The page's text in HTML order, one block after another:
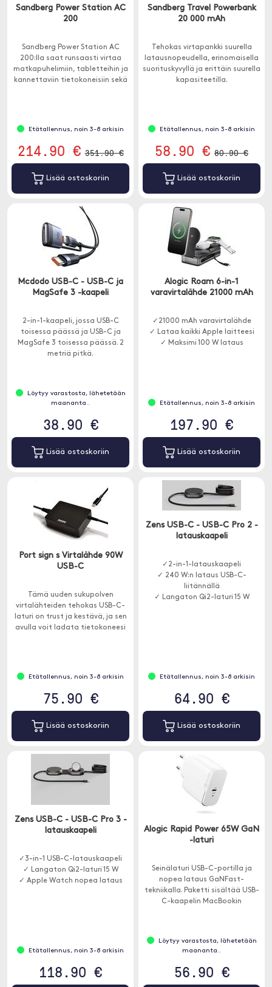
Sandberg Power Station AC
200
Sandberg Power Station AC
200:lla saat runsaasti virtaa
matkapuhelimiin, tabletteihin ja
kannettaviin tietokoneisiin sekä
Etätallennus, noin 3-8 arkisin
214.90 € 351.90 €
Lisää ostoskoriin
Sandberg Travel Powerbank
20 000 mAh
Tehokas virtapankki suurella
latausnopeudella, erinomaisella
suorituskyvyllä ja erittäin suurella
kapasiteetilla.
Etätallennus, noin 3-8 arkisin
58.90 € 80.90 €
Lisää ostoskoriin
Mcdodo USB-C - USB-C ja
MagSafe 3 -kaapeli
2-in-1-kaapeli, jossa USB-C
toisessa päässä ja USB-C ja
MagSafe 3 toisessa päässä. 2
metriä pitkä.
Löytyy varastosta, lähetetään
maananta..
38.90 €
Lisää ostoskoriin
Alogic Roam 6-in-1
varavirtalähde 21000 mAh
✓21000 mAh varavirtalähde
✓ Lataa kaikki Apple laitteesi
✓ Maksimi 100 W lataus
Etätallennus, noin 3-8 arkisin
197.90 €
Lisää ostoskoriin
Port sign s Virtalähde 90W
USB-C
Tämä uuden sukupolven
virtalähteiden tehokas USB-C-
laturi on trust ja kestävä, ja sen
avulla voit ladata tietokoneesi
Etätallennus, noin 3-8 arkisin
75.90 €
Lisää ostoskoriin
Zens USB-C - USB-C Pro 2 -
latauskaapeli
✓2-in-1-latauskaapeli
✓ 240 W:n lataus USB-C-
liitännällä
✓ Langaton Qi2-laturi 15 W
Etätallennus, noin 3-8 arkisin
64.90 €
Lisää ostoskoriin
Zens USB-C - USB-C Pro 3 -
latauskaapeli
✓3-in-1 USB-C-latauskaapeli
✓ Langaton Qi2-laturi 15 W
✓ Apple Watch nopea lataus
Etätallennus, noin 3-8 arkisin
118.90 €
Alogic Rapid Power 65W GaN
-laturi
Seinälaturi USB-C-portilla ja
nopea lataus GaNFast-
tekniikalla. Paketti sisältää USB-
C-kaapelin MacBookin
Löytyy varastosta, lähetetään
maananta..
56.90 €